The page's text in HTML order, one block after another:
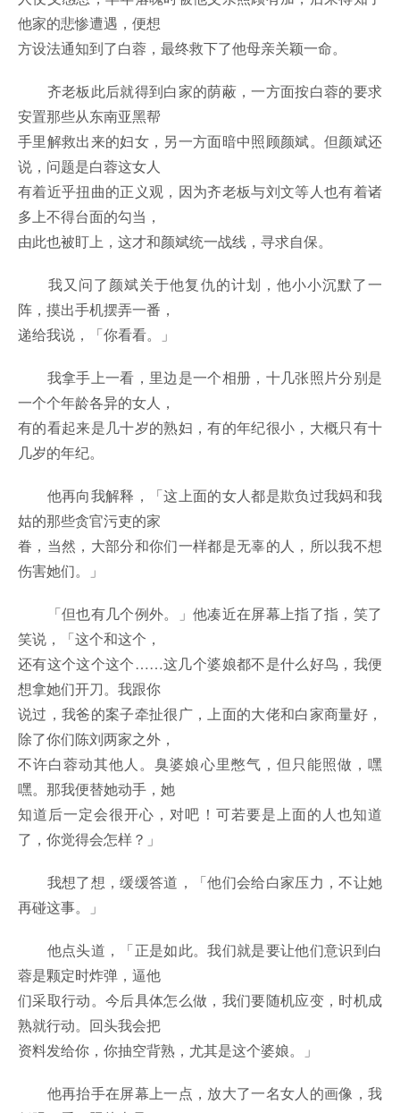
他家的悲惨遭遇，便想
方设法通知到了白蓉，最终救下了他母亲关颖一命。
齐老板此后就得到白家的荫蔽，一方面按白蓉的要求
安置那些从东南亚黑帮
手里解救出来的妇女，另一方面暗中照顾颜斌。但颜斌还
说，问题是白蓉这女人
有着近乎扭曲的正义观，因为齐老板与刘文等人也有着诸
多上不得台面的勾当，
由此也被盯上，这才和颜斌统一战线，寻求自保。
我又问了颜斌关于他复仇的计划，他小小沉默了一
阵，摸出手机摆弄一番，
递给我说，「你看看。」
我拿手上一看，里边是一个相册，十几张照片分别是
一个个年龄各异的女人，
有的看起来是几十岁的熟妇，有的年纪很小，大概只有十
几岁的年纪。
他再向我解释，「这上面的女人都是欺负过我妈和我
姑的那些贪官污吏的家
眷，当然，大部分和你们一样都是无辜的人，所以我不想
伤害她们。」
「但也有几个例外。」他凑近在屏幕上指了指，笑了
笑说，「这个和这个，
还有这个这个这个……这几个婆娘都不是什么好鸟，我便
想拿她们开刀。我跟你
说过，我爸的案子牵扯很广，上面的大佬和白家商量好，
除了你们陈刘两家之外，
不许白蓉动其他人。臭婆娘心里憋气，但只能照做，嘿
嘿。那我便替她动手，她
知道后一定会很开心，对吧！可若要是上面的人也知道
了，你觉得会怎样？」
我想了想，缓缓答道，「他们会给白家压力，不让她
再碰这事。」
他点头道，「正是如此。我们就是要让他们意识到白
蓉是颗定时炸弹，逼他
们采取行动。今后具体怎么做，我们要随机应变，时机成
熟就行动。回头我会把
资料发给你，你抽空背熟，尤其是这个婆娘。」
他再抬手在屏幕上一点，放大了一名女人的画像，我